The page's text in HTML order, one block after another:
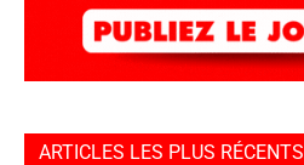
ARTICLES LES PLUS RÉCENTS